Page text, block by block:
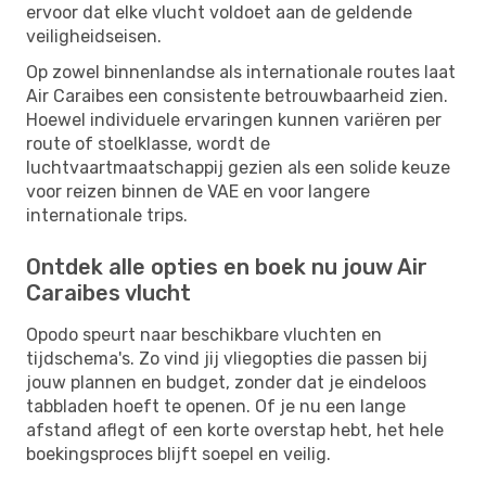
ervoor dat elke vlucht voldoet aan de geldende
veiligheidseisen.
Op zowel binnenlandse als internationale routes laat
Air Caraibes een consistente betrouwbaarheid zien.
Hoewel individuele ervaringen kunnen variëren per
route of stoelklasse, wordt de
luchtvaartmaatschappij gezien als een solide keuze
voor reizen binnen de VAE en voor langere
internationale trips.
Ontdek alle opties en boek nu jouw Air
Caraibes vlucht
Opodo speurt naar beschikbare vluchten en
tijdschema's. Zo vind jij vliegopties die passen bij
jouw plannen en budget, zonder dat je eindeloos
tabbladen hoeft te openen. Of je nu een lange
afstand aflegt of een korte overstap hebt, het hele
boekingsproces blijft soepel en veilig.